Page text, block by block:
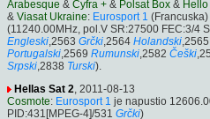
Arabesque & Cyfra + & Polsat Box &
& Viasat Ukraine: Eurosport 1
(11240.00MHz, pol.V SR:27500 FEC:3/4
Engleski,2563 Grčki,2564 Holandski,2565
Portugalski,2569 Rumunski,2582 Češki
Srpski,2838 Turski).
Hellas Sat 2, 2011-08-13
Cosmote: Eurosport 1 je napustio
PID:431[MPEG-4]/531 Grčki)